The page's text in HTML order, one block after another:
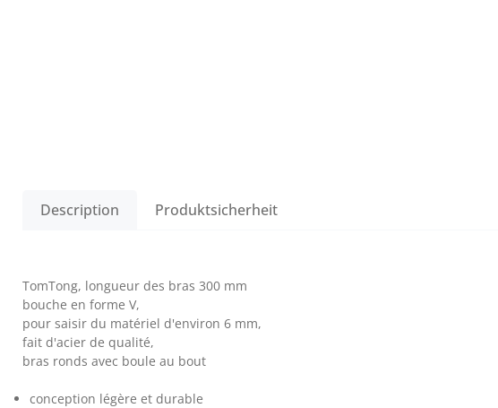
Description Produktsicherheit
TomTong, longueur des bras 300 mm
bouche en forme V,
pour saisir du matériel d'environ 6 mm,
fait d'acier de qualité,
bras ronds avec boule au bout
conception légère et durable